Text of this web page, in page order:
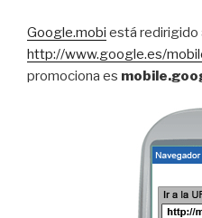
Google.mobi está redirigido
http://www.google.es/
promociona es